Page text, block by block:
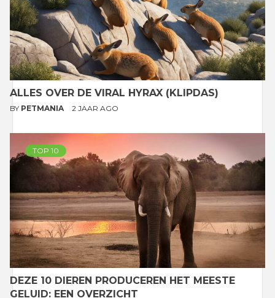
ALLES OVER DE VIRAL HYRAX (KLIPDAS)
BY PETMANIA 2 JAAR AGO
TOP 10
DEZE 10 DIEREN PRODUCEREN HET MEESTE
GELUID: EEN OVERZICHT